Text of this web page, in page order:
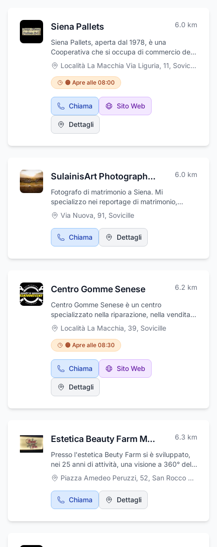
Siena Pallets 6.0 km
Siena Pallets, aperta dal 1978, è una
Cooperativa che si occupa di commercio del
legname, pallet, legname in tronchi,
imballaggi. Siena Pallets fornisce semilavorati
in legno e pallets in legno di varie misure, per
cementifici, settore manifatturiero e
alimentare. Produciamo pallet con
trattamento fisiosanitario ispm15/fao, per
esportazione in paesi esteri con rilascio di
certificazione del prodotto. Per maggiori
www.sienapallets.it - Siena Pallets
Località La Macchia Via Liguria, 11, Sovicille
🟠 Apre alle 08:00
Chiama Sito Web
Dettagli
SulainisArt Photography & Videography 6.0 km
Fotografo di matrimonio a Siena. Mi
specializzo nei reportage di matrimonio,
ritratti di coppie e book fotografici di
fidanzamento.
Via Nuova, 91, Sovicille
Chiama Dettagli
Centro Gomme Senese 6.2 km
Centro Gomme Senese è un centro
specializzato nella riparazione, nella vendita e
nel montaggio di pneumatici per moto, auto,
fuoristrada e autocarri leggeri. Presso le sue
sedi di Sovicille e Siena, il gommista offre ai
propri clienti un servizio di altissima qualità,
garantendo la collaborazione di personale
specializzato ed un'ampia scelta di gomme
estive ed invernali. Propone inoltre pneumatici
maggiorati e ribassati, cerchi in lega, catene
dell'assetto delle ruote. La Pneus Center fa
motoveicoli e autoveicoli fino a 3,5 t.
Località La Macchia, 39, Sovicille
🟠 Apre alle 08:30
Chiama Sito Web
Dettagli
Estetica Beauty Farm Monica Pela 6.3 km
Presso l'estetica Beuty Farm si è sviluppato,
nei 25 anni di attività, una visione a 360° del
vasto mondo del benessere ed è per questo
che il centro è diventato un punto di
riferimento nel settore della bellezza. I clienti
verranno accolti da un'atmosfera in cui sarà
cura del proprio benessere e della propria
Piazza Amedeo Peruzzi, 52, San Rocco a Pilli
Chiama Dettagli